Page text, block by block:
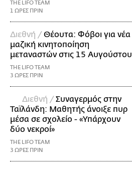
THE LIFO TEAM
1 ΩΡΕΣ ΠΡΙΝ
Διεθνή /Θέουτα: Φόβοι για νέα
μαζική κινητοποίηση
μεταναστών στις 15 Αυγούστου
THE LIFO TEAM
3 ΩΡΕΣ ΠΡΙΝ
Διεθνή /Συναγερμός στην
Ταϊλάνδη: Μαθητής άνοιξε πυρ
μέσα σε σχολείο - «Υπάρχουν
δύο νεκροί»
THE LIFO TEAM
3 ΩΡΕΣ ΠΡΙΝ